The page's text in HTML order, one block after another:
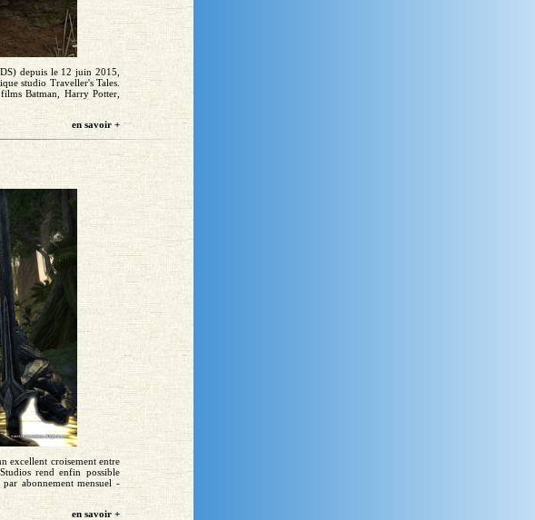
depuis le 12 juin 2015,
studio Traveller's Tales.
Batman, Harry Potter,
en savoir +
excellent croisement entre
rend enfin possible
abonnement mensuel -
en savoir +